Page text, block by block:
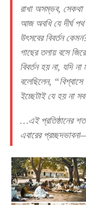
রাখা অসম্ভব, সেকথা
আজ অবধি যে দীর্ঘ
উৎসবের বিবর্তন
গাছের তলায় বসে
বিবর্তন হয় না, যদি
বলেছিলেন,
ইচ্ছেটাই যে হয় না
…এই প্রতিষ্ঠানের
এবারের